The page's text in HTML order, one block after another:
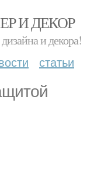
И ДЕКОР
и декора!
статьи